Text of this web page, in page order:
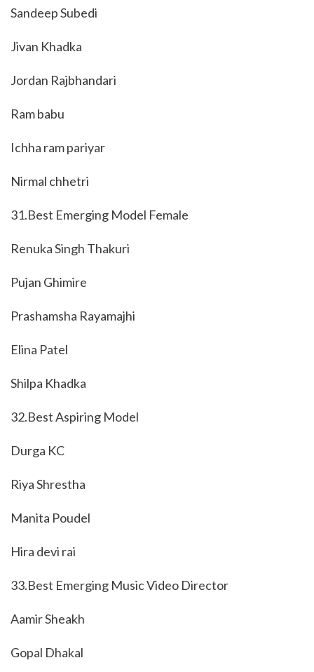
Sandeep Subedi
Jivan Khadka
Jordan Rajbhandari
Ram babu
Ichha ram pariyar
Nirmal chhetri
31.Best Emerging Model Female
Renuka Singh Thakuri
Pujan Ghimire
Prashamsha Rayamajhi
Elina Patel
Shilpa Khadka
32.Best Aspiring Model
Durga KC
Riya Shrestha
Manita Poudel
Hira devi rai
33.Best Emerging Music Video Director
Aamir Sheakh
Gopal Dhakal